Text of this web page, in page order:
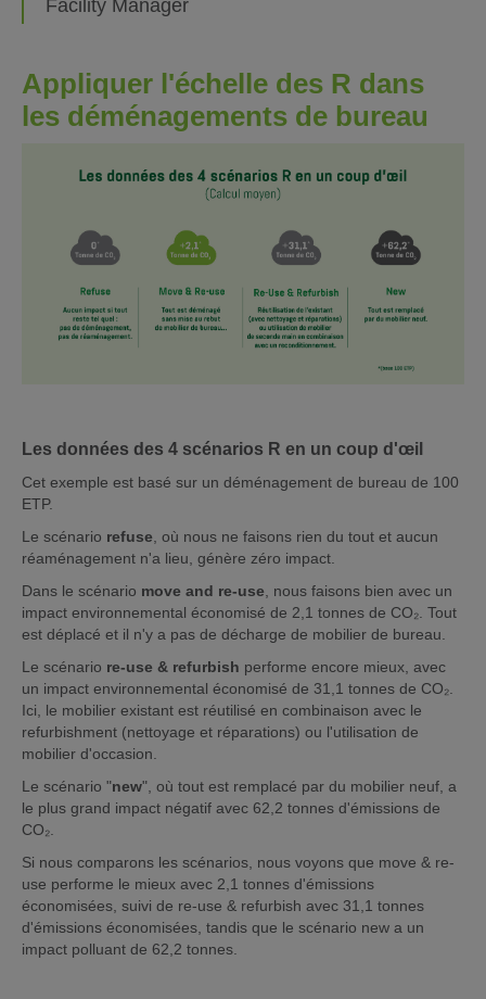
Facility Manager
Appliquer l'échelle des R dans
les déménagements de bureau
Les données des 4 scénarios R en un coup d'œil
Cet exemple est basé sur un déménagement de bureau de 100
ETP.
Le scénario refuse , où nous ne faisons rien du tout et aucun
réaménagement n'a lieu, génère zéro impact.
Dans le scénario move and re-use , nous faisons bien avec un
impact environnemental économisé de 2,1 tonnes de CO₂. Tout
est déplacé et il n'y a pas de décharge de mobilier de bureau.
Le scénario re-use & refurbish performe encore mieux, avec
un impact environnemental économisé de 31,1 tonnes de CO₂.
Ici, le mobilier existant est réutilisé en combinaison avec le
refurbishment (nettoyage et réparations) ou l'utilisation de
mobilier d'occasion.
Le scénario "new", où tout est remplacé par du mobilier neuf, a
le plus grand impact négatif avec 62,2 tonnes d'émissions de
CO₂.
Si nous comparons les scénarios, nous voyons que move & re-
use performe le mieux avec 2,1 tonnes d'émissions
économisées, suivi de re-use & refurbish avec 31,1 tonnes
d'émissions économisées, tandis que le scénario new a un
impact polluant de 62,2 tonnes.